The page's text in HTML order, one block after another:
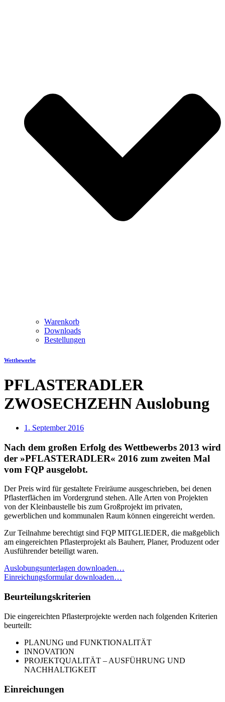
Warenkorb
Downloads
Bestellungen
Wettbewerbe
PFLASTERADLER
ZWOSECHZEHN Auslobung
1. September 2016
Nach dem großen Erfolg des Wettbewerbs 2013 wird
der »PFLASTERADLER« 2016 zum zweiten Mal
vom FQP ausgelobt.
Der Preis wird für gestaltete Freiräume ausgeschrieben, bei denen
Pflasterflächen im Vordergrund stehen. Alle Arten von Projekten
von der Kleinbaustelle bis zum Großprojekt im privaten,
gewerblichen und kommunalen Raum können eingereicht werden.
Zur Teilnahme berechtigt sind FQP MITGLIEDER, die maßgeblich
am eingereichten Pflasterprojekt als Bauherr, Planer, Produzent oder
Ausführender beteiligt waren.
Auslobungsunterlagen downloaden…
Einreichungsformular downloaden…
Beurteilungskriterien
Die eingereichten Pflasterprojekte werden nach folgenden Kriterien
beurteilt:
PLANUNG und FUNKTIONALITÄT
INNOVATION
PROJEKTQUALITÄT – AUSFÜHRUNG UND
NACHHALTIGKEIT
Einreichungen